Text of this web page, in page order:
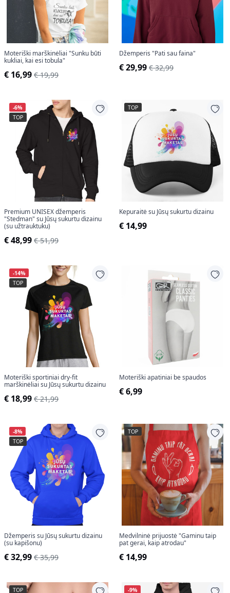
Moteriški marškinėliai "Sunku būti
kukliai, kai esi tobula"
€ 16,99 € 19,99
Džemperis "Pati sau faina"
€ 29,99 € 32,99
-6%
TOP
Premium UNISEX džemperis
"Stedman" su Jūsų sukurtu dizainu
(su užtrauktuku)
€ 48,99 € 51,99
TOP
Kepuraitė su Jūsų sukurtu dizainu
€ 14,99
-14%
TOP
Moteriški sportiniai dry-fit
marškinėliai su Jūsų sukurtu dizainu
€ 18,99 € 21,99
Moteriški apatiniai be spaudos
€ 6,99
-8%
TOP
Džemperis su Jūsų sukurtu dizainu
(su kapišonu)
€ 32,99 € 35,99
TOP
Medvilninė prijuostė "Gaminu taip
pat gerai, kaip atrodau"
€ 14,99
TOP -9%